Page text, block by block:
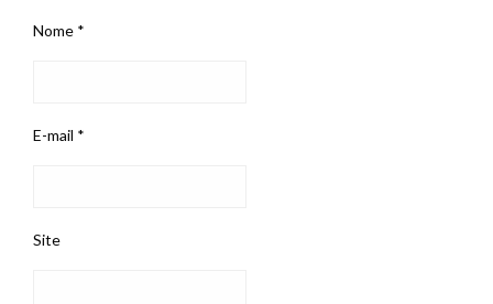
Nome *
E-mail *
Site